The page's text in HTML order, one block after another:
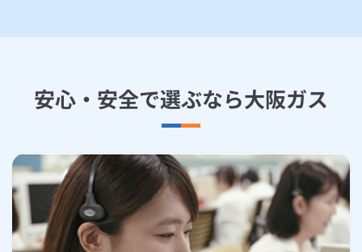
安心・安全で選ぶなら大阪ガス